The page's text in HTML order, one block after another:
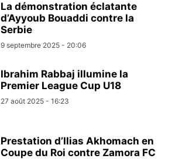
La démonstration éclatante
d’Ayyoub Bouaddi contre la
Serbie
9 septembre 2025 - 20:06
Ibrahim Rabbaj illumine la
Premier League Cup U18
27 août 2025 - 16:23
Prestation d’Ilias Akhomach en
Coupe du Roi contre Zamora FC